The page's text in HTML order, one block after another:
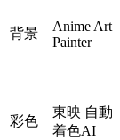
背景
Anime Art
Painter
彩色
東映 自動
着色AI